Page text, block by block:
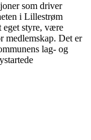
som driver
i Lillestrøm
eget styre, være
medlemskap. Det er
lag- og